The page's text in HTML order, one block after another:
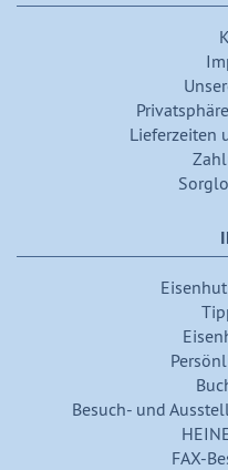
Lieferzeiten
Besuch- und
FAX-